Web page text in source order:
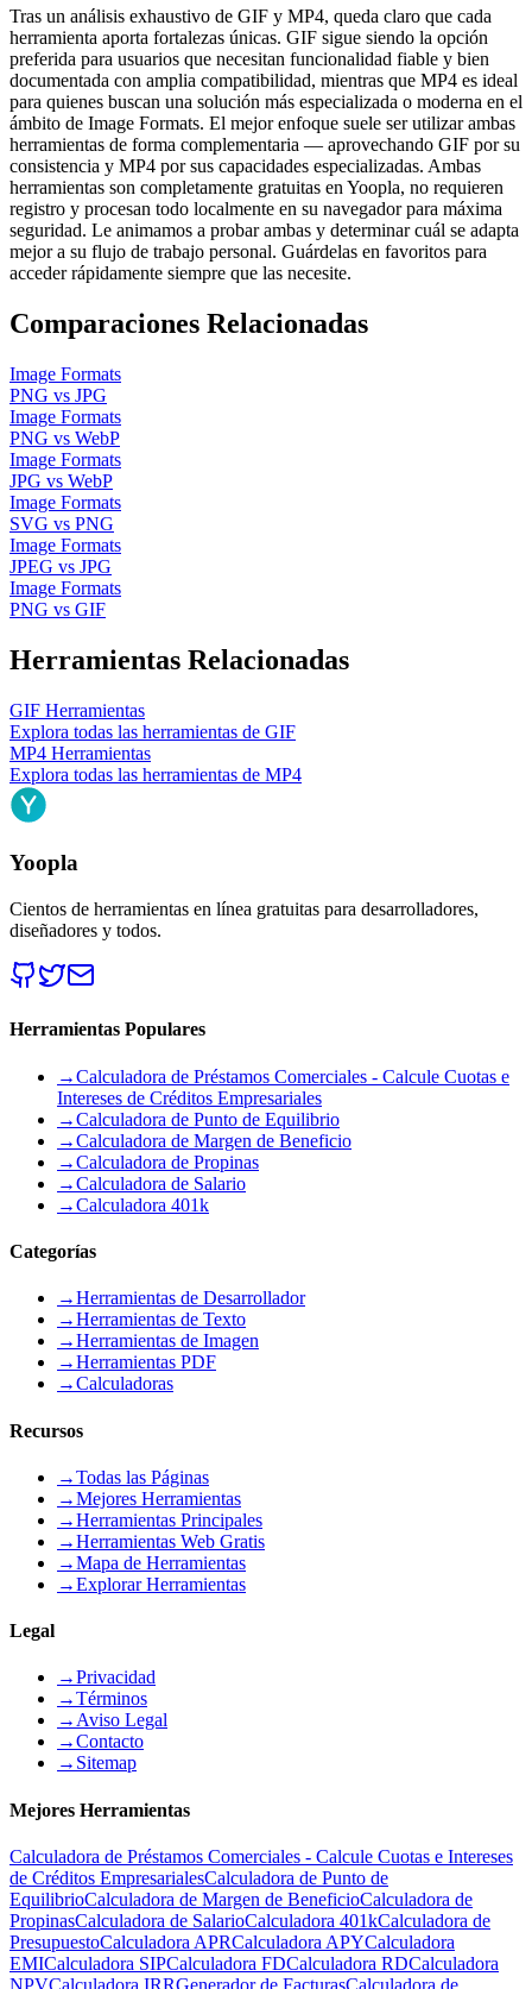
Tras un análisis exhaustivo de GIF y MP4, queda claro que cada
herramienta aporta fortalezas únicas. GIF sigue siendo la opción
preferida para usuarios que necesitan funcionalidad fiable y bien
documentada con amplia compatibilidad, mientras que MP4 es ideal
para quienes buscan una solución más especializada o moderna en el
ámbito de Image Formats. El mejor enfoque suele ser utilizar ambas
herramientas de forma complementaria — aprovechando GIF por su
consistencia y MP4 por sus capacidades especializadas. Ambas
herramientas son completamente gratuitas en Yoopla, no requieren
registro y procesan todo localmente en su navegador para máxima
seguridad. Le animamos a probar ambas y determinar cuál se adapta
mejor a su flujo de trabajo personal. Guárdelas en favoritos para
acceder rápidamente siempre que las necesite.
Comparaciones Relacionadas
Image Formats
PNG vs JPG
Image Formats
PNG vs WebP
Image Formats
JPG vs WebP
Image Formats
SVG vs PNG
Image Formats
JPEG vs JPG
Image Formats
PNG vs GIF
Herramientas Relacionadas
GIF Herramientas
Explora todas las herramientas de GIF
MP4 Herramientas
Explora todas las herramientas de MP4
Yoopla
Cientos de herramientas en línea gratuitas para desarrolladores,
diseñadores y todos.
Herramientas Populares
→Calculadora de Préstamos Comerciales - Calcule Cuotas e
Intereses de Créditos Empresariales
→Calculadora de Punto de Equilibrio
→Calculadora de Margen de Beneficio
→Calculadora de Propinas
→Calculadora de Salario
→Calculadora 401k
Categorías
→Herramientas de Desarrollador
→Herramientas de Texto
→Herramientas de Imagen
→Herramientas PDF
→Calculadoras
Recursos
→Todas las Páginas
→Mejores Herramientas
→Herramientas Principales
→Herramientas Web Gratis
→Mapa de Herramientas
→Explorar Herramientas
Legal
→Privacidad
→Términos
→ Aviso Legal
→Contacto
→ Sitemap
Mejores Herramientas
Calculadora de Préstamos Comerciales - Calcule Cuotas e Intereses
de Créditos EmpresarialesCalculadora de Punto de
EquilibrioCalculadora de Margen de BeneficioCalculadora de
PropinasCalculadora de SalarioCalculadora 401kCalculadora de
PresupuestoCalculadora APRCalculadora APYCalculadora
EMICalculadora SIPCalculadora FDCalculadora RDCalculadora
NPVCalculadora IRRGenerador de FacturasCalculadora de